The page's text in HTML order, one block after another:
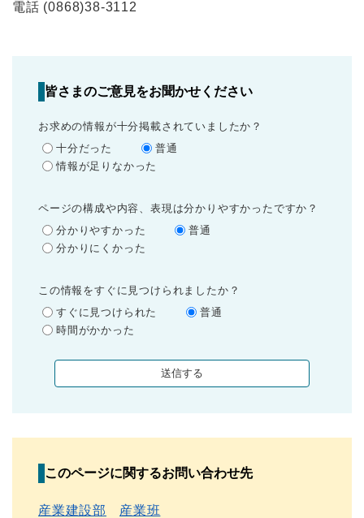
電話 (0868)38-3112
皆さまのご意見をお聞かせください
お求めの情報が十分掲載されていましたか？
十分だった
普通
情報が足りなかった
ページの構成や内容、表現は分かりやすかったですか？
分かりやすかった
普通
分かりにくかった
この情報をすぐに見つけられましたか？
すぐに見つけられた
普通
時間がかかった
このページに関するお問い合わせ先
産業建設部 産業班